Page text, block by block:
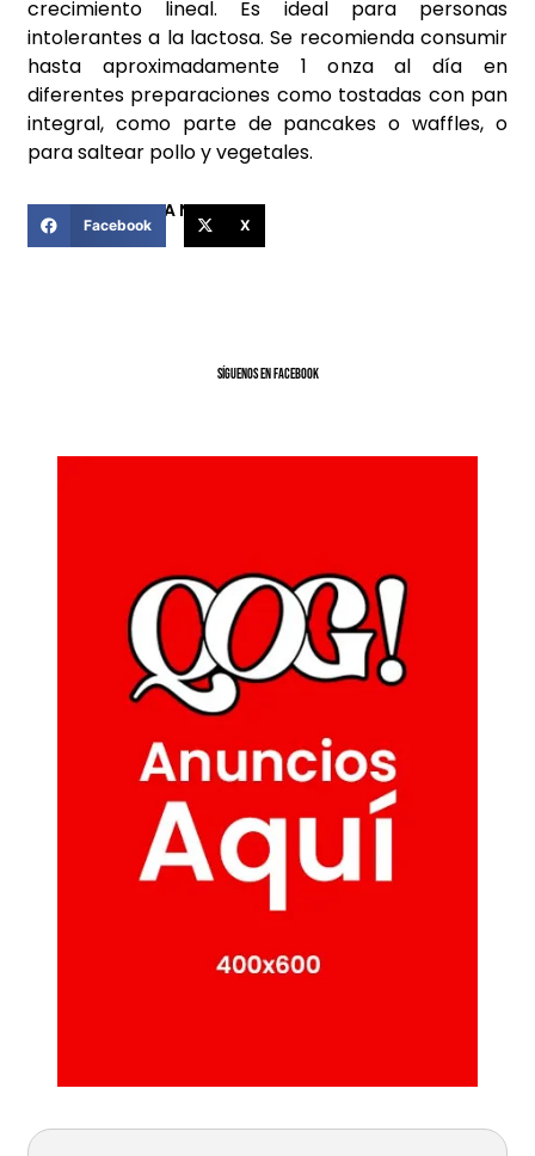
crecimiento lineal. Es ideal para personas
intolerantes a la lactosa. Se recomienda consumir
hasta aproximadamente 1 onza al día en
diferentes preparaciones como tostadas con pan
integral, como parte de pancakes o waffles, o
para saltear pollo y vegetales.
COMPARTIR ESTA NOTICIA
Facebook X
SíGUENOS EN FACEBOOK